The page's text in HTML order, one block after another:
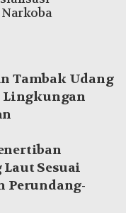
Tambak Udang
Sesuai
Perundang-